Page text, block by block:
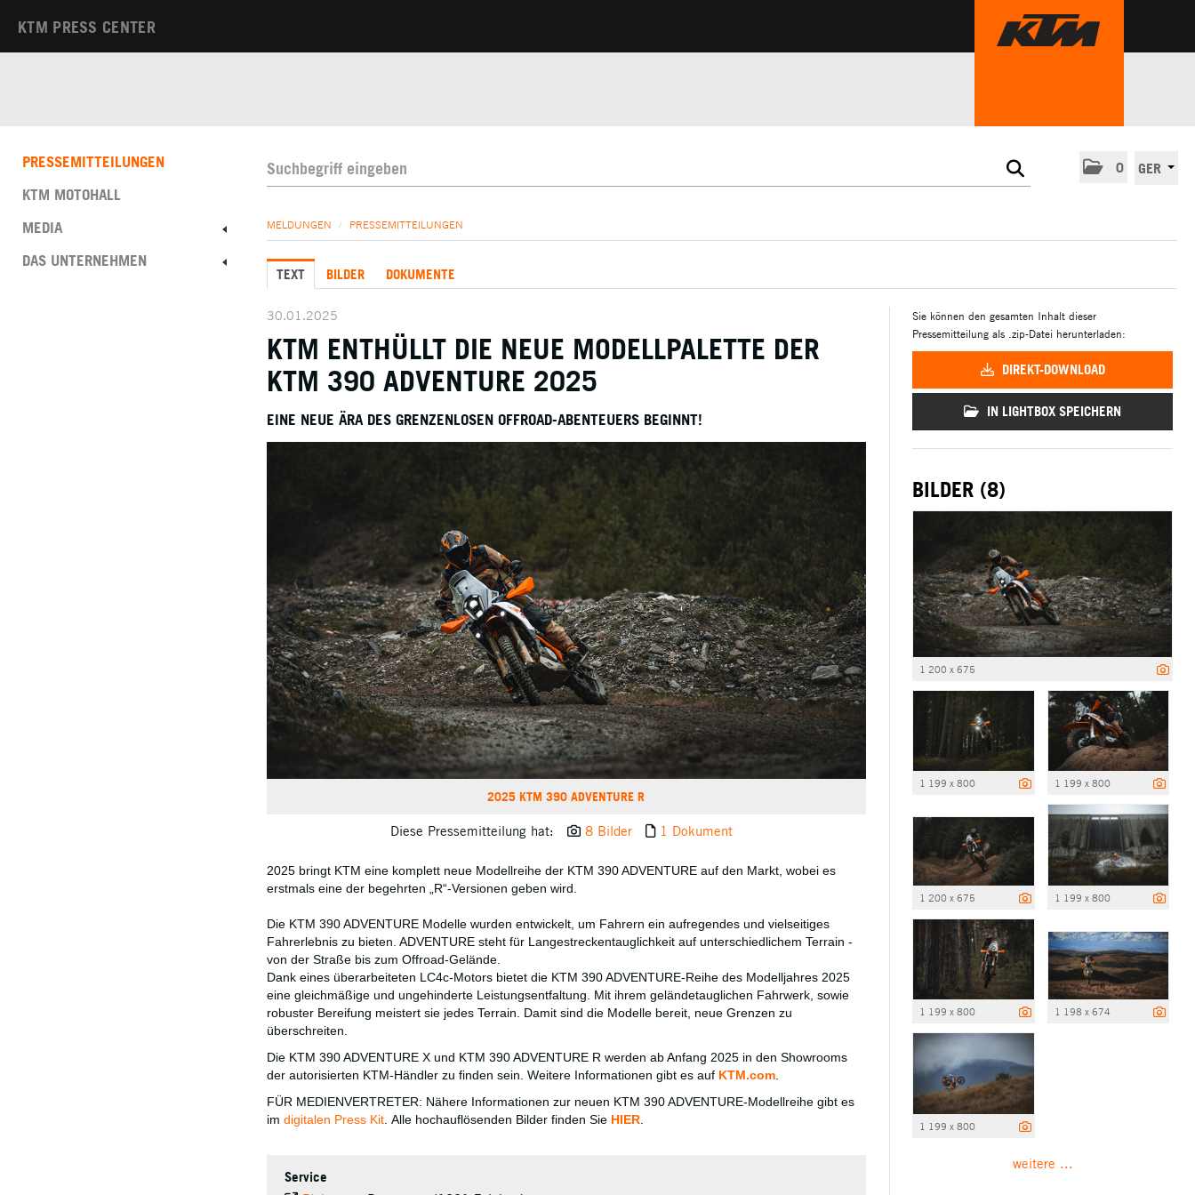
KTM PRESS CENTER
0 GER
PRESSEMITTEILUNGEN
KTM MOTOHALL
MEDIA
DAS UNTERNEHMEN
MELDUNGEN / PRESSEMITTEILUNGEN
TEXT BILDER DOKUMENTE
30.01.2025
KTM ENTHÜLLT DIE NEUE MODELLPALETTE DER
KTM 390 ADVENTURE 2025
EINE NEUE ÄRA DES GRENZENLOSEN OFFROAD-ABENTEUERS BEGINNT!
2025 KTM 390 ADVENTURE R
Diese Pressemitteilung hat: 8 Bilder 1 Dokument
2025 bringt KTM eine komplett neue Modellreihe der KTM 390 ADVENTURE auf den Markt, wobei es
erstmals eine der begehrten „R“-Versionen geben wird.
Die KTM 390 ADVENTURE Modelle wurden entwickelt, um Fahrern ein aufregendes und vielseitiges
Fahrerlebnis zu bieten. ADVENTURE steht für Langestreckentauglichkeit auf unterschiedlichem Terrain -
von der Straße bis zum Offroad-Gelände.
Dank eines überarbeiteten LC4c-Motors bietet die KTM 390 ADVENTURE-Reihe des Modelljahres 2025
eine gleichmäßige und ungehinderte Leistungsentfaltung. Mit ihrem geländetauglichen Fahrwerk, sowie
robuster Bereifung meistert sie jedes Terrain. Damit sind die Modelle bereit, neue Grenzen zu
überschreiten.
Die KTM 390 ADVENTURE X und KTM 390 ADVENTURE R werden ab Anfang 2025 in den Showrooms
der autorisierten KTM-Händler zu finden sein. Weitere Informationen gibt es auf KTM.com
FÜR MEDIENVERTRETER: Nähere Informationen zur neuen KTM 390 ADVENTURE-Modellreihe gibt es
im digitalen Press Kit . Alle hochauflösenden Bilder finden Sie HIER
Service
Sie können den gesamten Inhalt dieser
Pressemitteilung als .zip-Datei herunterladen:
DIREKT-DOWNLOAD
IN LIGHTBOX SPEICHERN
BILDER (8)
1 200 x 675
1 199 x 800 1 199 x 800
1 200 x 675 1 199 x 800
1 199 x 800 1 198 x 674
1 199 x 800
weitere ...